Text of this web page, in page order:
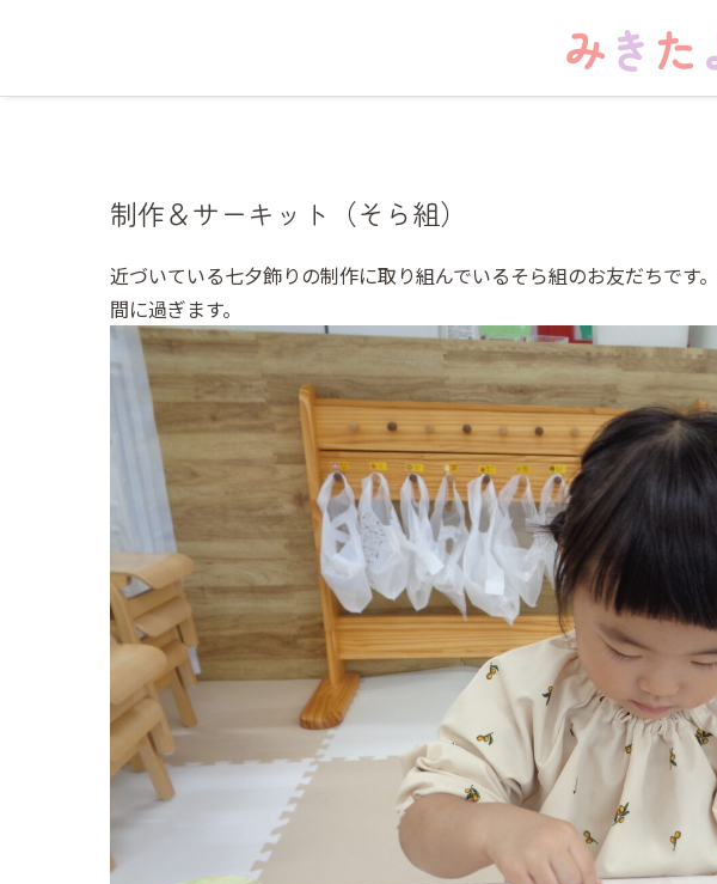
制作＆サーキット（そら組）
近づいている七夕飾りの制作に取り組んでいるそら組のお友だちです
間に過ぎます。